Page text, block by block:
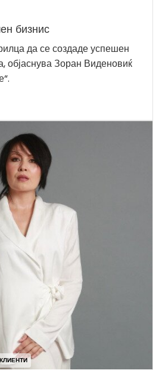
бизнис
да се создаде успешен
објаснува Зоран Виденовиќ